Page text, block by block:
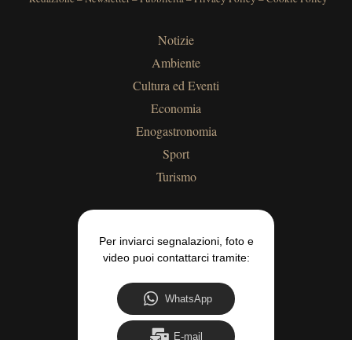
Notizie
Ambiente
Cultura ed Eventi
Economia
Enogastronomia
Sport
Turismo
Per inviarci segnalazioni, foto e
video puoi contattarci tramite:
WhatsApp
E-mail